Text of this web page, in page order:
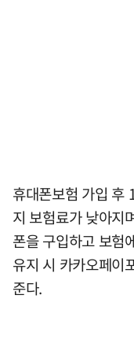
휴대폰보험 가입
지 보험료가 낮아지
폰을 구입하고 보험
유지 시 카카오페이
준다.